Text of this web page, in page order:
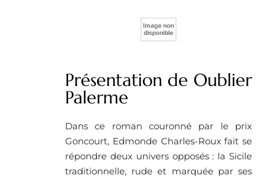
Présentation de Oublier
Palerme
Dans ce roman couronné par le prix
Goncourt, Edmonde Charles-Roux fait se
répondre deux univers opposés : la Sicile
traditionnelle, rude et marquée par ses